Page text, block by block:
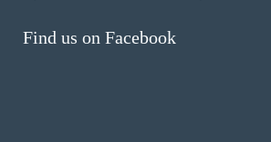
Find us on Facebook